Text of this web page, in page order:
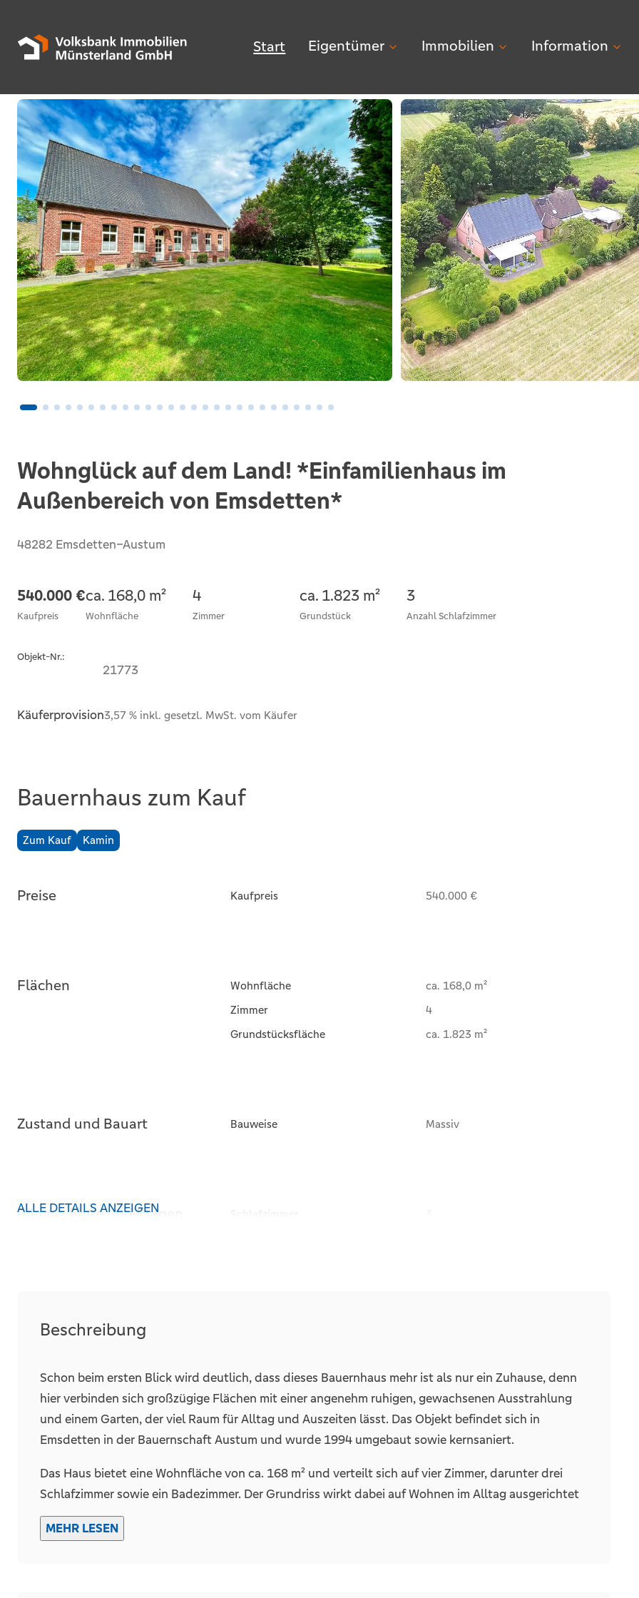
Start Eigentümer Immobilien Information
Wohnglück auf dem Land! *Einfamilienhaus im
Außenbereich von Emsdetten*
48282 Emsdetten–Austum
540.000 €
Kaufpreis
ca. 168,0 m²
Wohnfläche
4
Zimmer
ca. 1.823 m²
Grundstück
3
Anzahl Schlafzimmer
Objekt-Nr.:
21773
Käuferprovision3,57 % inkl. gesetzl. MwSt. vom Käufer
Bauernhaus zum Kauf
Zum Kauf Kamin
Preise Kaufpreis 540.000 €
Flächen Wohnfläche
ca. 168,0 m²
Zimmer
4
Grundstücksfläche
ca. 1.823 m²
Zustand und Bauart Bauweise Massiv
Räume, Flure und Etagen
Details
Kamin
Abstellraum
ALLE DETAILS ANZEIGEN
Beschreibung
Schon beim ersten Blick wird deutlich, dass dieses Bauernhaus mehr ist als nur ein Zuhause, denn
hier verbinden sich großzügige Flächen mit einer angenehm ruhigen, gewachsenen Ausstrahlung
und einem Garten, der viel Raum für Alltag und Auszeiten lässt. Das Objekt befindet sich in
Emsdetten in der Bauernschaft Austum und wurde 1994 umgebaut sowie kernsaniert.
Das Haus bietet eine Wohnfläche von ca. 168 m² und verteilt sich auf vier Zimmer, darunter drei
Schlafzimmer sowie ein Badezimmer. Der Grundriss wirkt dabei auf Wohnen im Alltag ausgerichtet
und ermöglicht sowohl gemeinschaftliche Bereiche als auch Rückzugsorte. Als verbindendes
Element empfängt eine Diele, die als zentraler Ankommensbereich erkennbar ist und durch einen
MEHR LESEN